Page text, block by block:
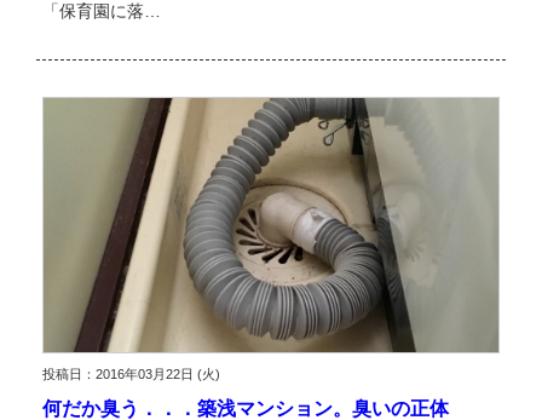
「保育園に落…
投稿日：2016年03月22日 (火)
何だか臭う．．．築浅マンション。臭いの正体